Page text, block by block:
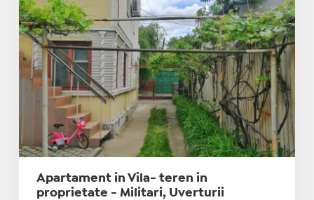
Apartament in Vila- teren in
proprietate - Militari, Uverturii